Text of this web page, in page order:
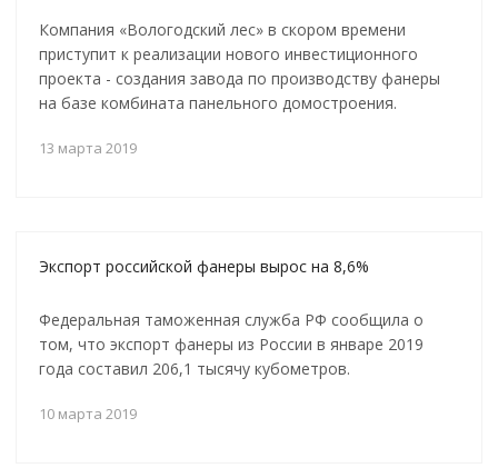
Компания «Вологодский лес» в скором времени
приступит к реализации нового инвестиционного
проекта - создания завода по производству фанеры
на базе комбината панельного домостроения.
13 марта 2019
Экспорт российской фанеры вырос на 8,6%
Федеральная таможенная служба РФ сообщила о
том, что экспорт фанеры из России в январе 2019
года составил 206,1 тысячу кубометров.
10 марта 2019